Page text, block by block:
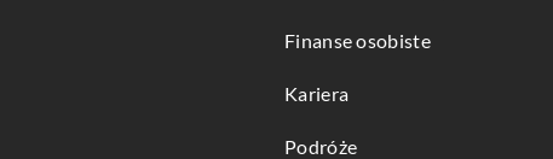
Finanse osobiste
Kariera
Podróże